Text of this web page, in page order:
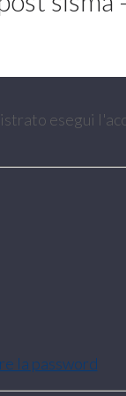
esegui
la password